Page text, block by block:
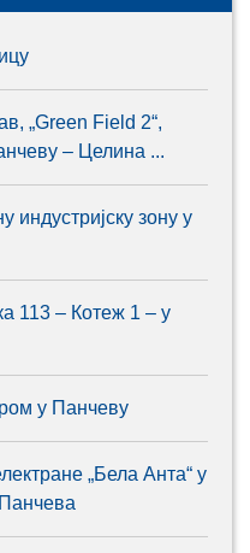
„Green Field 2“,
– Целина ...
индустријску зону у
113 – Котеж 1 – у
у Панчеву
„Бела Анта“ у